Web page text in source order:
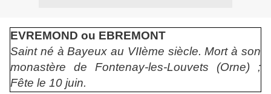
EVREMOND ou EBREMONT
Saint né à Bayeux au VIIème siècle. Mort à son
monastère de Fontenay-les-Louvets (Orne) ;
Fête le 10 juin.